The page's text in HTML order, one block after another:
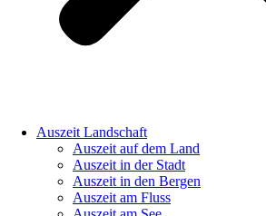
Auszeit Landschaft
Auszeit auf dem Land
Auszeit in der Stadt
Auszeit in den Bergen
Auszeit am Fluss